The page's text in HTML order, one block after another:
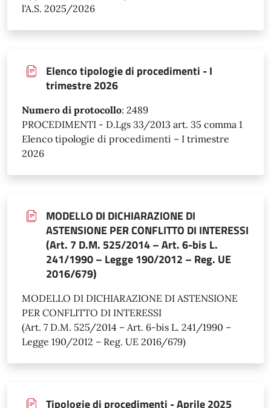
l'A.S. 2025/2026
Elenco tipologie di procedimenti - I
trimestre 2026
Numero di protocollo: 2489
PROCEDIMENTI - D.Lgs 33/2013 art. 35 comma 1
Elenco tipologie di procedimenti – I trimestre
2026
MODELLO DI DICHIARAZIONE DI
ASTENSIONE PER CONFLITTO DI INTERESSI
(Art. 7 D.M. 525/2014 – Art. 6-bis L.
241/1990 – Legge 190/2012 – Reg. UE
2016/679)
MODELLO DI DICHIARAZIONE DI ASTENSIONE
PER CONFLITTO DI INTERESSI
(Art. 7 D.M. 525/2014 – Art. 6-bis L. 241/1990 –
Legge 190/2012 – Reg. UE 2016/679)
Tipologie di procedimenti - Aprile 2025